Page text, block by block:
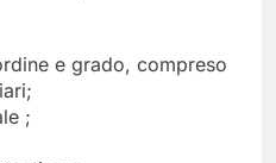
e grado, compreso
;